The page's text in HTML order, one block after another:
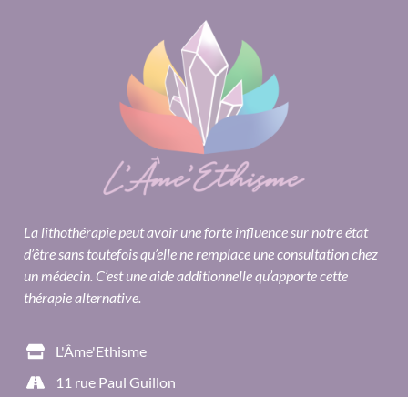
La lithothérapie peut avoir une forte influence sur notre état
d’être sans toutefois qu’elle ne remplace une consultation chez
un médecin. C’est une aide additionnelle qu’apporte cette
thérapie alternative.
L'Âme'Ethisme
11 rue Paul Guillon